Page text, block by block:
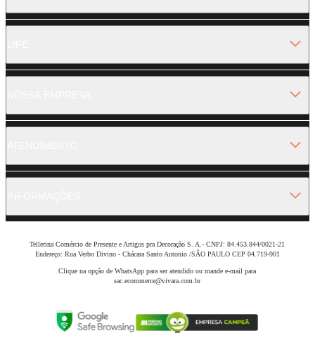
Tellerina Comércio de Presente e Artigos pra Decoração S. A.- CNPJ: 84.453.844/0021-21
Endereço: Rua Verbo Divino - Chácara Santo Antonio /SÃO PAULO CEP 04.719-901
Clique na opção de WhatsApp para ser atendido ou mande e-mail para
sac.ecommerce@vivara.com.br